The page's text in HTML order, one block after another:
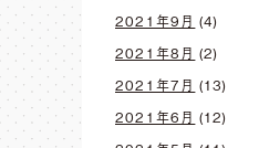
2021年9月 (4)
2021年8月 (2)
2021年7月 (13)
2021年6月 (12)